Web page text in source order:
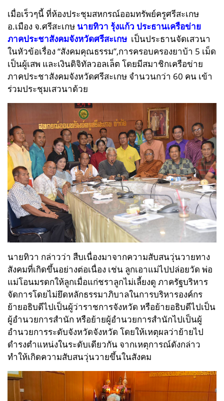
เมื่อเร็วๆนี้ ที่ห้องประชุมสหกรณ์ออมทรัพย์ครูศรีสะเกษ
อ.เมือง จ.ศรีสะเกษ นายทิวา รุ้งแก้ว ประธานเครือข่าย
ภาคประชาสังคมจังหวัดศรีสะเกษ เป็นประธานจัดเสวนา
ในหัวข้อเรื่อง “สังคมคุณธรรม”,การครอบครองยาบ้า 5 เม็ด
เป็นผู้เสพ และเงินดิจิทัลวอลเล็ต โดยมีสมาชิกเครือข่าย
ภาคประชาสังคมจังหวัดศรีสะเกษ จำนวนกว่า 60 คน เข้า
ร่วมประชุมเสวนาด้วย
นายทิวา กล่าวว่า สืบเนื่องมาจากความสับสนวุ่นวายทาง
สังคมที่เกิดขึ้นอย่างต่อเนื่อง เช่น ลูกเอาแม่ไปปล่อยวัด พ่อ
แม่โอนมรดกให้ลูกเมื่อแก่ชราลูกไม่เลี้ยงดู ภาครัฐบริหาร
จัดการโดยไม่ยึดหลักธรรมาภิบาลในการบริหารองค์กร
ย้ายอธิบดีไปเป็นผู้ว่าราชการจังหวัด หรือย้ายอธิบดีไปเป็น
ผู้อำนวยการสำนัก หรือย้ายผู้อำนวยการสำนักไปเป็นผู้
อำนวยการระดับจังหวัดจังหวัด โดยให้เหตุผลว่าย้ายไป
ดำรงตำแหน่งในระดับเดียวกัน จากเหตุการณ์ดังกล่าว
ทำให้เกิดความสับสนวุ่นวายขึ้นในสังคม